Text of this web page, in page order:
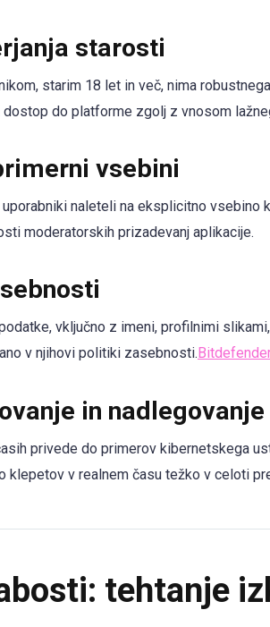
starosti
starim 18 let in več, nima
do platforme zgolj z vnosom
vsebini
naleteli na eksplicitno vsebino
moderatorskih prizadevanj aplikacije.
vključno z imeni, profilnimi
v njihovi politiki zasebnosti.
in nadlegovanje
privede do primerov kibernetskega
klepetov v realnem času težko v celoti
tehtanje